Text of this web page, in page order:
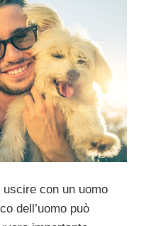
con un uomo
dell’uomo può